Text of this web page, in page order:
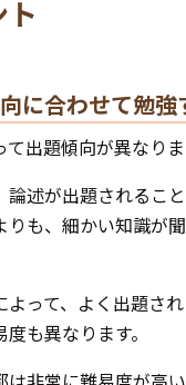
に合わせて勉強
出題傾向が異なりま
論述が出題されるこ
りも、細かい知識が
よって、よく出題さ
も異なります。